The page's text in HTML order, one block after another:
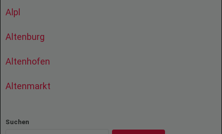
Alpl
Altenburg
Altenhofen
Altenmarkt
Suchen